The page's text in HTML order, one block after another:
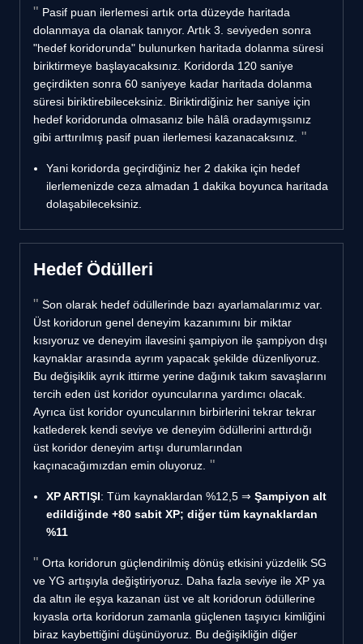
Pasif puan ilerlemesi artık orta düzeyde haritada
dolanmaya da olanak tanıyor. Artık 3. seviyeden sonra
"hedef koridorunda" bulunurken haritada dolanma süresi
biriktirmeye başlayacaksınız. Koridorda 120 saniye
geçirdikten sonra 60 saniyeye kadar haritada dolanma
süresi biriktirebileceksiniz. Biriktirdiğiniz her saniye için
hedef koridorunda olmasanız bile hâlâ oradaymışsınız
gibi arttırılmış pasif puan ilerlemesi kazanacaksınız.
Yani koridorda geçirdiğiniz her 2 dakika için hedef
ilerlemenizde ceza almadan 1 dakika boyunca haritada
dolaşabileceksiniz.
Hedef Ödülleri
Son olarak hedef ödüllerinde bazı ayarlamalarımız var.
Üst koridorun genel deneyim kazanımını bir miktar
kısıyoruz ve deneyim ilavesini şampiyon ile şampiyon dışı
kaynaklar arasında ayrım yapacak şekilde düzenliyoruz.
Bu değişiklik ayrık ittirme yerine dağınık takım savaşlarını
tercih eden üst koridor oyuncularına yardımcı olacak.
Ayrıca üst koridor oyuncularının birbirlerini tekrar tekrar
katlederek kendi seviye ve deneyim ödüllerini arttırdığı
üst koridor deneyim artışı durumlarından
kaçınacağımızdan emin oluyoruz.
XP ARTIŞI: Tüm kaynaklardan %12,5 ⇒ Şampiyon alt
edildiğinde +80 sabit XP; diğer tüm kaynaklardan
%11
Orta koridorun güçlendirilmiş dönüş etkisini yüzdelik SG
ve YG artışıyla değiştiriyoruz. Daha fazla seviye ile XP ya
da altın ile eşya kazanan üst ve alt koridorun ödüllerine
kıyasla orta koridorun zamanla güçlenen taşıyıcı kimliğini
biraz kaybettiğini düşünüyoruz. Bu değişikliğin diğer